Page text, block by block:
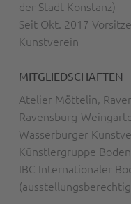
der Stadt Konstanz)
Seit Okt. 2017
Kunstverein
MITGLIEDSCHAFTEN
Atelier Möttelin,
Ravensburg-
Wasserburger
Künstlergruppe
IBC Internationaler